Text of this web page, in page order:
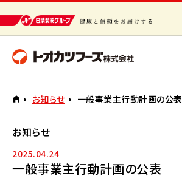
お知らせ 一般事業主行動計画の公表
お知らせ
2025.04.24
一般事業主行動計画の公表